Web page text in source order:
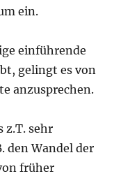
ein.
einführende
gelingt es von
anzusprechen.
z.T. sehr
den Wandel der
früher